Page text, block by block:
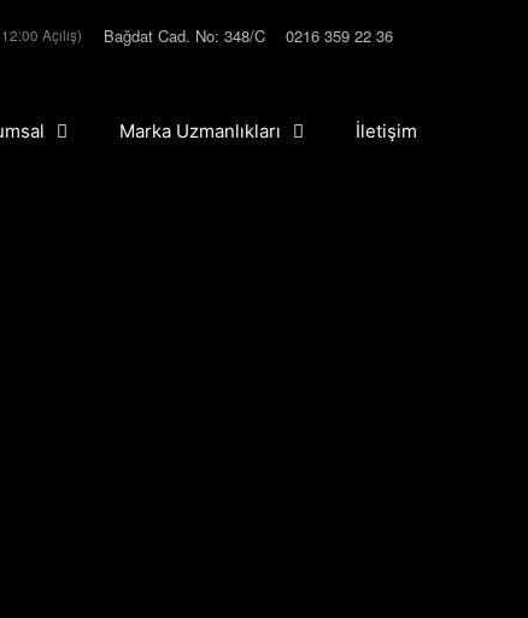
Açılış) Bağdat Cad. No: 348/C 0216 359 22 36
Marka Uzmanlıkları İletişim